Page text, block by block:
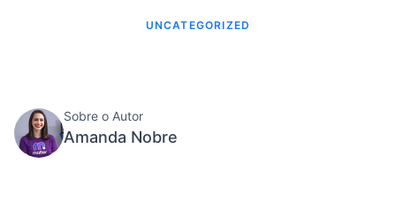
UNCATEGORIZED
Sobre o Autor
Amanda Nobre